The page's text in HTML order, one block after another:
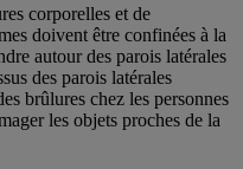
corporelles et de
doivent être confinées à la
autour des parois latérales
des parois latérales
brûlures chez les personnes
les objets proches de la